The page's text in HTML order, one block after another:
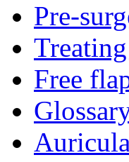
Pre-
Free